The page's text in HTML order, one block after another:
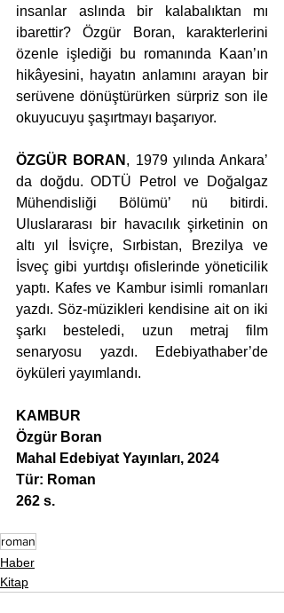
insanlar aslında bir kalabalıktan mı
ibarettir? Özgür Boran, karakterlerini
özenle işlediği bu romanında Kaan’ın
hikâyesini, hayatın anlamını arayan bir
serüvene dönüştürürken sürpriz son ile
okuyucuyu şaşırtmayı başarıyor.
ÖZGÜR BORAN , 1979 yılında Ankara’
da doğdu. ODTÜ Petrol ve Doğalgaz
Mühendisliği Bölümü’ nü bitirdi.
Uluslararası bir havacılık şirketinin on
altı yıl İsviçre, Sırbistan, Brezilya ve
İsveç gibi yurtdışı ofislerinde yöneticilik
yaptı. Kafes ve Kambur isimli romanları
yazdı. Söz-müzikleri kendisine ait on iki
şarkı besteledi, uzun metraj film
senaryosu yazdı. Edebiyathaber’de
öyküleri yayımlandı.
KAMBUR
Özgür Boran
Mahal Edebiyat Yayınları, 2024
Tür: Roman
262 s.
roman
Haber
Kitap